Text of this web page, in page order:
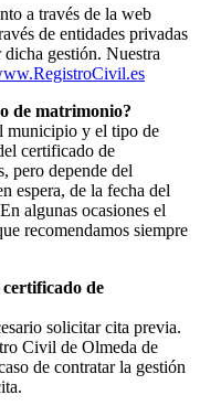
a través de la web
de entidades privadas
gestión. Nuestra
de matrimonio?
municipio y el tipo de
certificado de
pero depende del
espera, de la fecha del
algunas ocasiones el
recomendamos siempre
de
solicitar cita previa.
Civil de Olmeda de
de contratar la gestión